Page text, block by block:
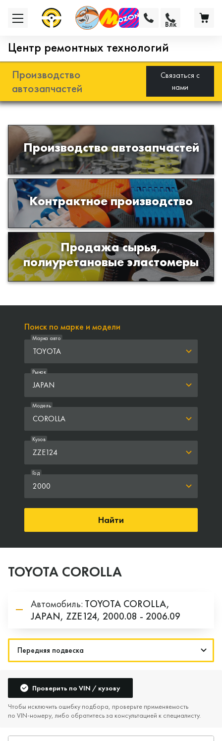
Центр ремонтных технологий
Производство
автозапчастей
Связаться с
нами
Производство автозапчастей
Разработка и производство деталей
из эластомеров для подвески
автомобиля
Контрактное производство
Производство изделий из пластиков
и полимеров по образцам либо
чертежам заказчика
Продажа сырья,
полиуретановые эластомеры
Продажа сырья для производства
изделий из полиуретана
Влк
Поиск по марке и модели
TOYOTA
Марка авто
JAPAN
Рынок
COROLLA
Модель
ZZE124
Кузов
2000
Год
Найти
TOYOTA COROLLA
Автомобиль: TOYOTA COROLLA,
JAPAN, ZZE124, 2000.08 - 2006.09
Проверить по VIN / кузову
Чтобы исключить ошибку подбора, проверьте применяемость
по VIN‑номеру, либо обратитесь за консультацией к специалисту.